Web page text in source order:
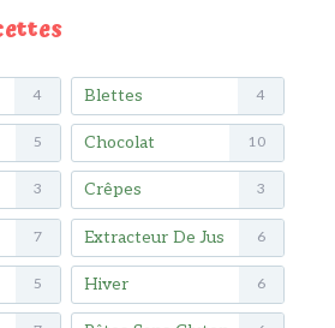
4 Blettes 4
5 Chocolat 10
3 Crêpes 3
7 Extracteur De Jus 6
5 Hiver 6